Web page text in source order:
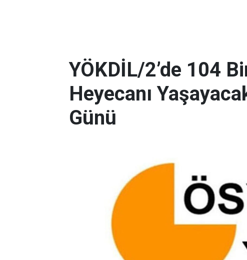
YÖKDİL/2’de 104
Heyecanı
Günü